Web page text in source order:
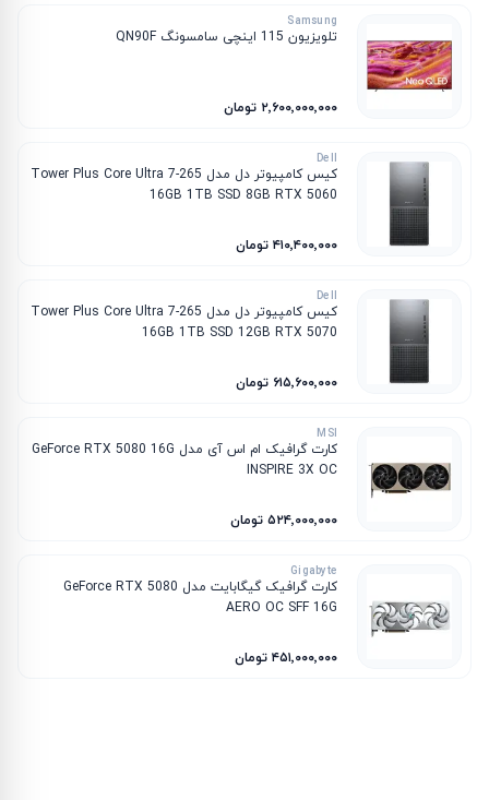
Samsung
تلویزیون 115 اینچی سامسونگ QN90F
۲٬۶۰۰٬۰۰۰٬۰۰۰ تومان
Dell
کیس کامپیوتر دل مدل Tower Plus Core Ultra 7-265
16GB 1TB SSD 8GB RTX 5060
۴۱۰٬۴۰۰٬۰۰۰ تومان
Dell
کیس کامپیوتر دل مدل Tower Plus Core Ultra 7-265
16GB 1TB SSD 12GB RTX 5070
۶۱۵٬۶۰۰٬۰۰۰ تومان
MSI
کارت گرافیک ام‌ اس‌ آی مدل GeForce RTX 5080 16G
INSPIRE 3X OC
۵۲۴٬۰۰۰٬۰۰۰ تومان
Gigabyte
کارت گرافیک گیگابایت مدل GeForce RTX 5080
AERO OC SFF 16G
۴۵۱٬۰۰۰٬۰۰۰ تومان